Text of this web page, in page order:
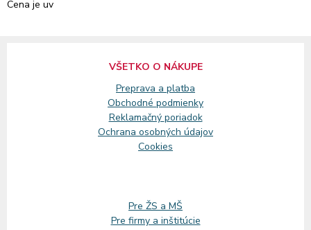
Cena je uv
VŠETKO O NÁKUPE
Preprava a platba
Obchodné podmienky
Reklamačný poriadok
Ochrana osobných údajov
Cookies
Pre ŽS a MŠ
Pre firmy a inštitúcie